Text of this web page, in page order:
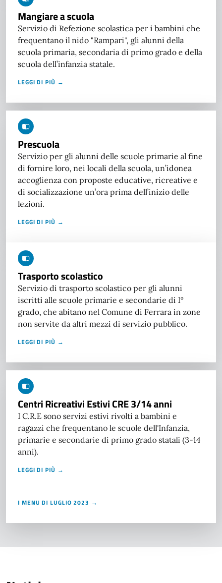
Mangiare a scuola
Servizio di Refezione scolastica per i bambini che
frequentano il nido "Rampari", gli alunni della
scuola primaria, secondaria di primo grado e della
scuola dell’infanzia statale.
LEGGI DI PIÙ →
Prescuola
Servizio per gli alunni delle scuole primarie al fine
di fornire loro, nei locali della scuola, un’idonea
accoglienza con proposte educative, ricreative e
di socializzazione un’ora prima dell’inizio delle
lezioni.
LEGGI DI PIÙ →
Trasporto scolastico
Servizio di trasporto scolastico per gli alunni
iscritti alle scuole primarie e secondarie di I°
grado, che abitano nel Comune di Ferrara in zone
non servite da altri mezzi di servizio pubblico.
LEGGI DI PIÙ →
Centri Ricreativi Estivi CRE 3/14 anni
I C.R.E sono servizi estivi rivolti a bambini e
ragazzi che frequentano le scuole dell'Infanzia,
primarie e secondarie di primo grado statali (3-14
anni).
LEGGI DI PIÙ →
I MENU DI LUGLIO 2023 →